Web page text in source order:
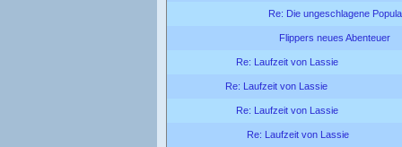
Re: Die ungeschlagene
Flippers neues Abenteuer
Re: Laufzeit von Lassie
Re: Laufzeit von Lassie
Re: Laufzeit von Lassie
Re: Laufzeit von Lassie